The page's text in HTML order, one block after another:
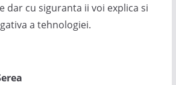
dar cu siguranta ii voi explica si
a tehnologiei.